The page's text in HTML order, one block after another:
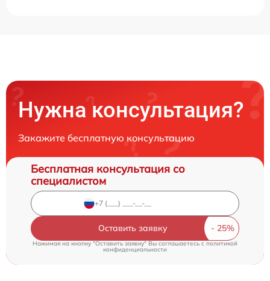
Нужна консультация?
Закажите бесплатную консультацию
Бесплатная консультация со
специалистом
Оставить заявку
Нажимая на кнопку "Оставить заявку" Вы соглашаетесь cполитикой
конфиденциальности